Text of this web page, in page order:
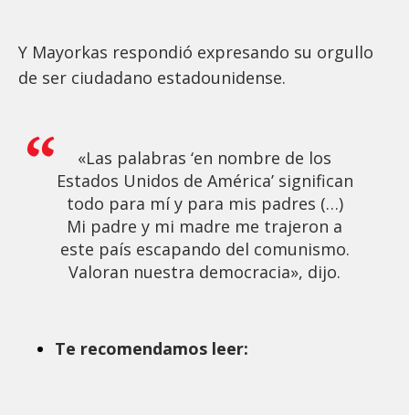
Y Mayorkas respondió expresando su orgullo
de ser ciudadano estadounidense.
«Las palabras ‘en nombre de los
Estados Unidos de América’ significan
todo para mí y para mis padres (…)
Mi padre y mi madre me trajeron a
este país escapando del comunismo.
Valoran nuestra democracia», dijo.
Te recomendamos leer: